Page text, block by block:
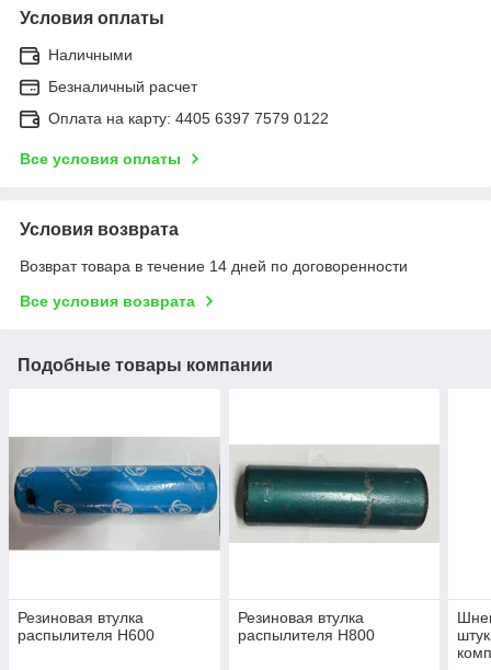
Условия оплаты
Наличными
Безналичный расчет
Оплата на карту: 4405 6397 7579 0122
Все условия оплаты
Условия возврата
Возврат товара в течение 14 дней по договоренности
Все условия возврата
Подобные товары компании
Резиновая втулка
распылителя H600
Резиновая втулка
распылителя H800